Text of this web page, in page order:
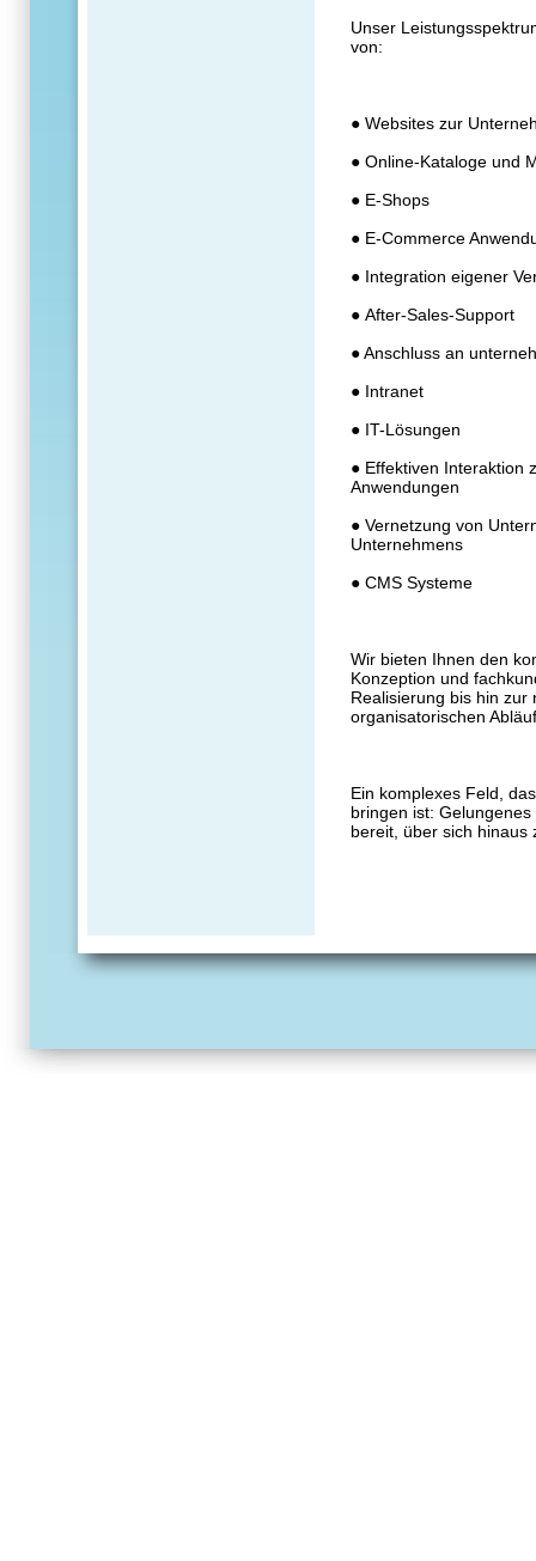
Unser
von:
● Websites zur
● Online-Kataloge und
● E-Shops
● E-Commerce
● Integration eigener
● After-Sales-Support
● Anschluss an
● Intranet
● IT-Lösungen
● Effektiven Interaktion
Anwendungen
● Vernetzung von
Unternehmens
● CMS Systeme
Wir bieten Ihnen den
Konzeption und
Realisierung bis hin
organisatorischen
Ein komplexes Feld,
bringen ist:
bereit, über sich hinaus